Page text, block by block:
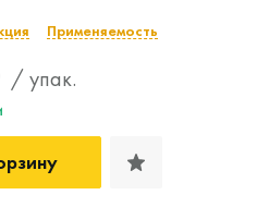
Применяемость
/ упак.